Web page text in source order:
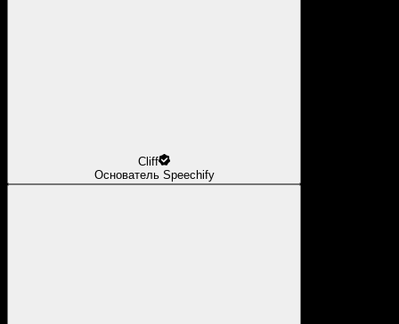
Cliff
Основатель Speechify